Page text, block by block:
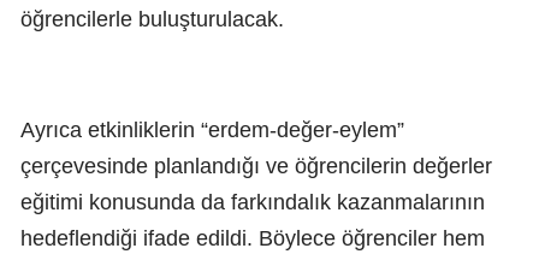
öğrencilerle buluşturulacak.
Ayrıca etkinliklerin “erdem-değer-eylem”
çerçevesinde planlandığı ve öğrencilerin değerler
eğitimi konusunda da farkındalık kazanmalarının
hedeflendiği ifade edildi. Böylece öğrenciler hem